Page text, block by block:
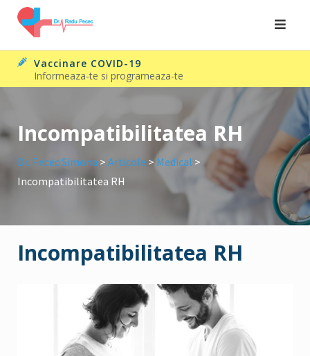
Skip
content
Vaccinare COVID-19
Informeaza-te si programeaza-te
Incompatibilitatea RH
Dr. Pecec Simona > Articole >Medical >
Incompatibilitatea RH
Incompatibilitatea RH